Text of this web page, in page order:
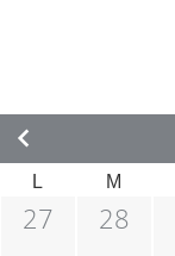
L M
27 28